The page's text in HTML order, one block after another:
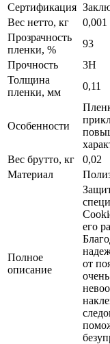
Сертификация
Вес нетто, кг
0,001
Прозрачность
пленки, %
93
Прочность
3H
Толщина
пленки, мм
0,11
Особенности
Вес брутто, кг
0,02
Материал
Полное
описание
его
от